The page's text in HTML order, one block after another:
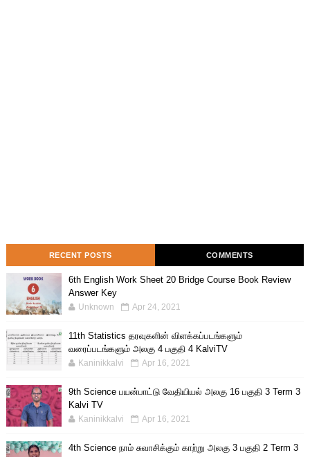
RECENT POSTS COMMENTS
6th English Work Sheet 20 Bridge Course Book Review
Answer Key
Unknown Apr 24, 2021
11th Statistics தரவுகளின் விளக்கப்படங்களும்
வரைப்படங்களும் அலகு 4 பகுதி 4 KalviTV
Kaninikkalvi Apr 16, 2021
9th Science பயன்பாட்டு வேதியியல் அலகு 16 பகுதி 3 Term 3
Kalvi TV
Kaninikkalvi Apr 16, 2021
4th Science நாம் சுவாசிக்கும் காற்று அலகு 3 பகுதி 2 Term 3